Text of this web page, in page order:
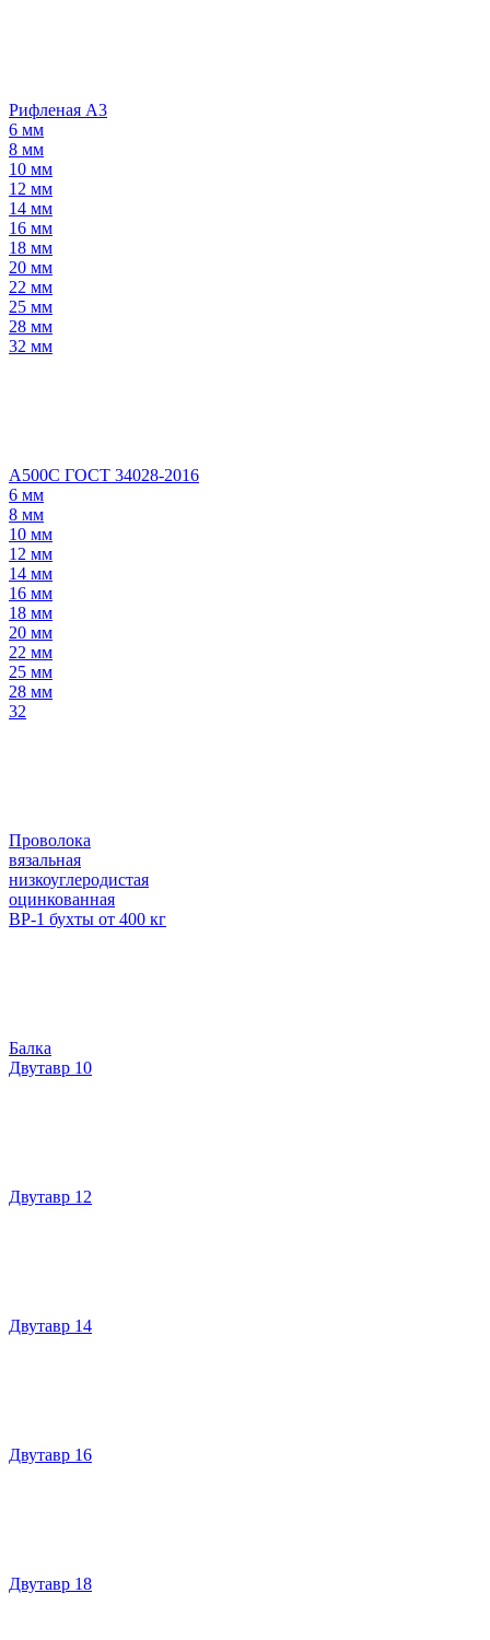
Рифленая А3
6 мм
8 мм
10 мм
12 мм
14 мм
16 мм
18 мм
20 мм
22 мм
25 мм
28 мм
32 мм
А500С ГОСТ 34028-2016
6 мм
8 мм
10 мм
12 мм
14 мм
16 мм
18 мм
20 мм
22 мм
25 мм
28 мм
32
Проволока
вязальная
низкоуглеродистая
оцинкованная
ВР-1 бухты от 400 кг
Балка
Двутавр 10
Двутавр 12
Двутавр 14
Двутавр 16
Двутавр 18